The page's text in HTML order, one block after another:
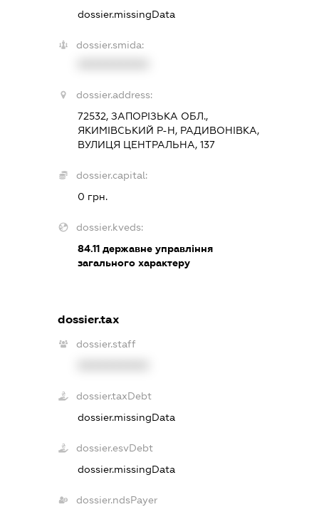
dossier.missingData
dossier.smida:
dossier.address:
72532, ЗАПОРІЗЬКА ОБЛ.,
ЯКИМІВСЬКИЙ Р-Н, РАДИВОНІВКА,
ВУЛИЦЯ ЦЕНТРАЛЬНА, 137
dossier.capital:
0 грн.
dossier.kveds:
84.11 державне управління
загального характеру
dossier.tax
dossier.staff
dossier.taxDebt
dossier.missingData
dossier.esvDebt
dossier.missingData
dossier.ndsPayer